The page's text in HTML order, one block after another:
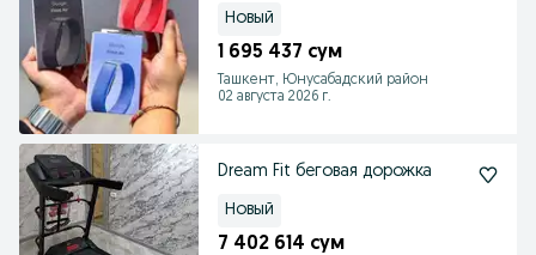
Новый
1 695 437 сум
Ташкент, Юнусабадский район
02 августа 2026 г.
Dream Fit беговая дорожка
Новый
7 402 614 сум